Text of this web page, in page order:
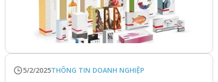
5/2/2025THÔNG TIN DOANH NGHIỆP